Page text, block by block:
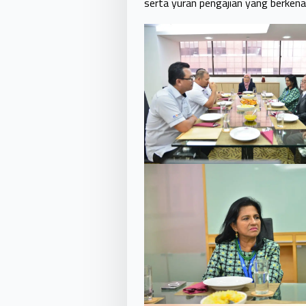
serta yuran pengajian yang